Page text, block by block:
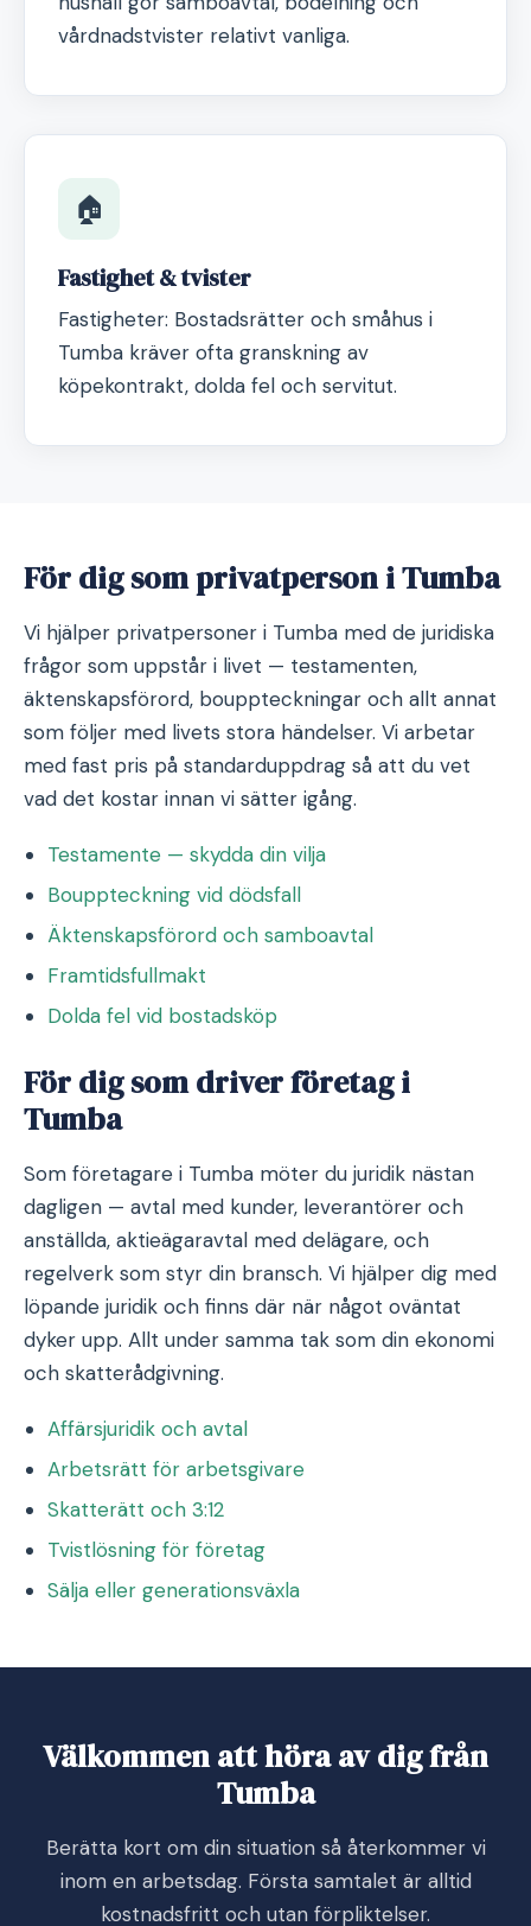
vårdnadstvister relativt vanliga.
🏠
Fastighet & tvister
Fastigheter: Bostadsrätter och småhus i
Tumba kräver ofta granskning av
köpekontrakt, dolda fel och servitut.
För dig som privatperson i Tumba
Vi hjälper privatpersoner i Tumba med de juridiska
frågor som uppstår i livet — testamenten,
äktenskapsförord, bouppteckningar och allt annat
som följer med livets stora händelser. Vi arbetar
med fast pris på standarduppdrag så att du vet
vad det kostar innan vi sätter igång.
Testamente — skydda din vilja
Bouppteckning vid dödsfall
Äktenskapsförord och samboavtal
Framtidsfullmakt
Dolda fel vid bostadsköp
För dig som driver företag i
Tumba
Som företagare i Tumba möter du juridik nästan
dagligen — avtal med kunder, leverantörer och
anställda, aktieägaravtal med delägare, och
regelverk som styr din bransch. Vi hjälper dig med
löpande juridik och finns där när något oväntat
dyker upp. Allt under samma tak som din ekonomi
och skatterådgivning.
Affärsjuridik och avtal
Arbetsrätt för arbetsgivare
Skatterätt och 3:12
Tvistlösning för företag
Sälja eller generationsväxla
Välkommen att höra av dig från
Tumba
Berätta kort om din situation så återkommer vi
inom en arbetsdag. Första samtalet är alltid
kostnadsfritt och utan förpliktelser.